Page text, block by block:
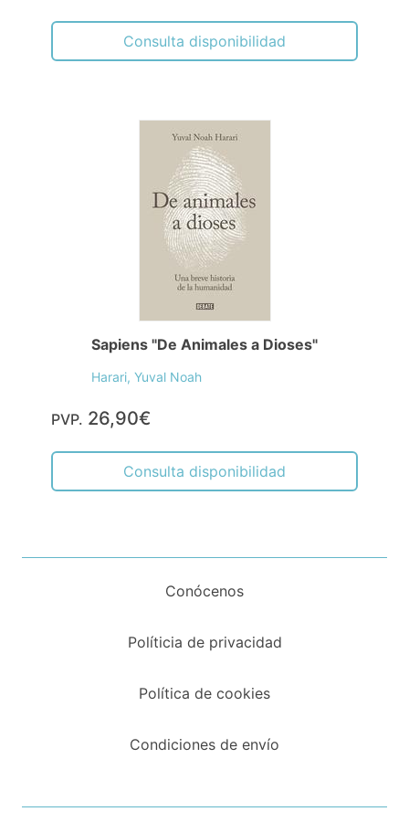
Consulta disponibilidad
Sapiens "De Animales a Dioses"
Harari, Yuval Noah
PVP. 26,90€
Consulta disponibilidad
Conócenos
Políticia de privacidad
Política de cookies
Condiciones de envío